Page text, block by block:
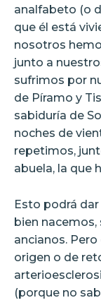
analfabeto (o
que él está
nosotros
junto a
sufrimos por
de Píramo y
sabiduría de
noches de
repetimos,
abuela, la que
Esto podrá
bien
ancianos.
origen o de
(porque no